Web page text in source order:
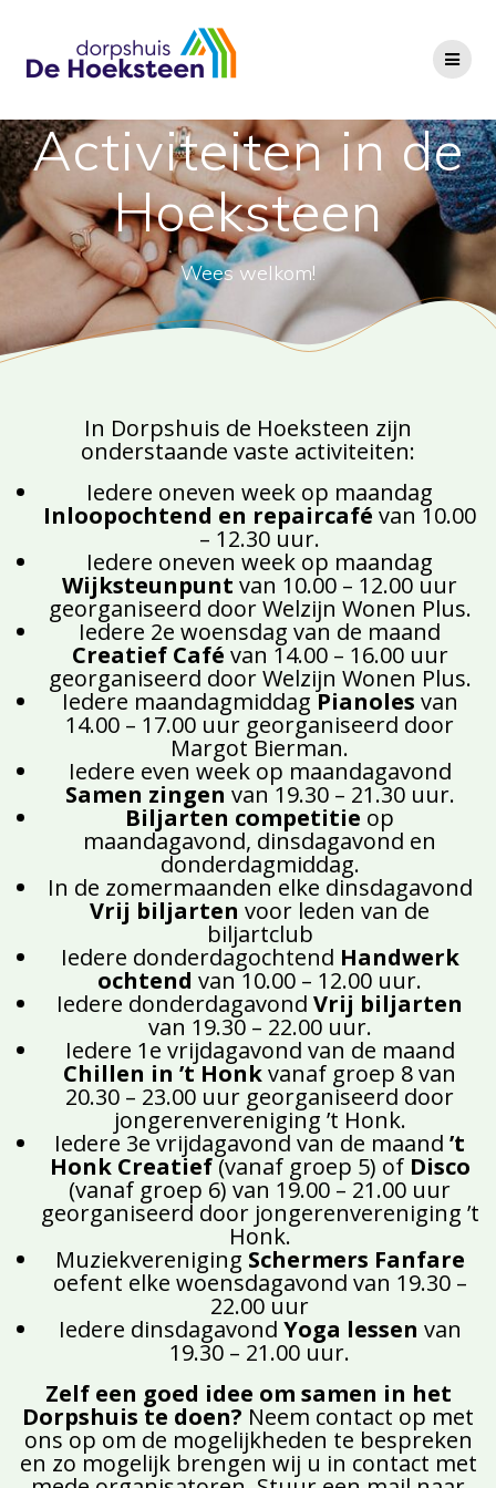
Activiteiten in de
Hoeksteen
Wees welkom!
In Dorpshuis de Hoeksteen zijn
onderstaande vaste activiteiten:
Iedere oneven week op maandag
Inloopochtend en repaircafé van 10.00
– 12.30 uur.
Iedere oneven week op maandag
Wijksteunpunt van 10.00 – 12.00 uur
georganiseerd door Welzijn Wonen Plus.
Iedere 2e woensdag van de maand
Creatief Café van 14.00 – 16.00 uur
georganiseerd door Welzijn Wonen Plus.
Iedere maandagmiddagPianoles van
14.00 – 17.00 uur georganiseerd door
Margot Bierman.
Iedere even week op maandagavond
Samen zingen van 19.30 – 21.30 uur.
Biljarten competitie op
maandagavond, dinsdagavond en
donderdagmiddag.
In de zomermaanden elke dinsdagavond
Vrij biljarten voor leden van de
biljartclub
Iedere donderdagochtend Handwerk
ochtend van 10.00 – 12.00 uur.
Iedere donderdagavond Vrij biljarten
van 19.30 – 22.00 uur.
Iedere 1e vrijdagavond van de maand
Chillen in ’t Honkvanaf groep 8 van
20.30 – 23.00 uur georganiseerd door
jongerenvereniging ’t Honk.
Iedere 3e vrijdagavond van de maand ’t
Honk Creatief(vanaf groep 5) of Disco
(vanaf groep 6) van 19.00 – 21.00 uur
georganiseerd door jongerenvereniging ’t
Honk.
Muziekvereniging Schermers Fanfare
oefent elke woensdagavond van 19.30 –
22.00 uur
Iedere dinsdagavond Yoga lessen van
19.30 – 21.00 uur.
Zelf een goed idee om samen in het
Dorpshuis te doen? Neem contact op met
ons op om de mogelijkheden te bespreken
en zo mogelijk brengen wij u in contact met